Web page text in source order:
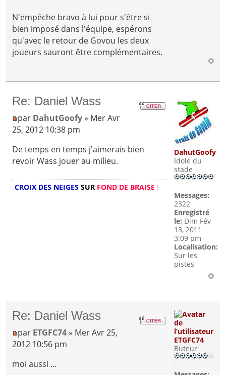
N'empêche bravo à lui pour s'être si
bien imposé dans l'équipe, espérons
qu'avec le retour de Govou les deux
joueurs sauront être complémentaires.
Re: Daniel Wass
par DahutGoofy» Mer Avr
25, 2012 10:38 pm
De temps en temps j'aimerais bien
revoir Wass jouer au milieu.
CROIX DES NEIGES SUR FOND DE BRAISE !
DahutGoofy
Idole du
stade
Messages:
2322
Enregistré
le: Dim Fév
13, 2011
3:09 pm
Localisation:
Sur les
pistes
Re: Daniel Wass
par ETGFC74 » Mer Avr 25,
2012 10:56 pm
moi aussi ...
ETGFC74
Buteur